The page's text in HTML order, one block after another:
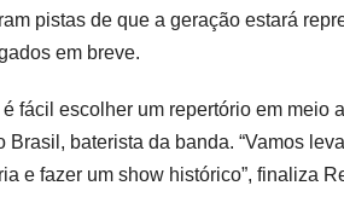
pistas de que a geração estará
em breve.
é fácil escolher um repertório em meio
Brasil, baterista da banda. “Vamos
e fazer um show histórico”, finaliza